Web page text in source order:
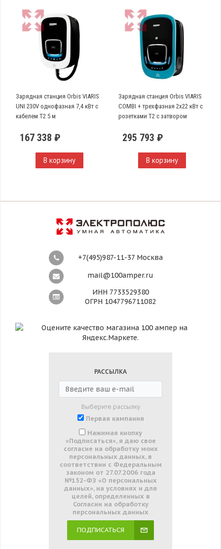
Зарядная станция Orbis VIARIS
UNI 230V однофазная 7,4 кВт с
кабелем T2 5 м
167 338 ₽
В корзину
Зарядная станция Orbis VIARIS
COMBI + трехфазная 2х22 кВт с
розетками T2 с затвором
295 793 ₽
В корзину
+7(495)987-11-37 Москва
mail@100amper.ru
ИНН 7733529380
ОГРН 1047796711082
РАССЫЛКА
Выберите рассылку
Первая кампания
Нажимая кнопку
«Подписаться», я даю свое
согласие на обработку моих
персональных данных, в
соответствии с Федеральным
законом от 27.07.2006 года
№152-ФЗ «О персональных
данных», на условиях и для
целей, определенных в
Согласии на обработку
персональных данных
ПОДПИСАТЬСЯ